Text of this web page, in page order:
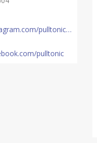
https://www.instagram.com/pulltonickiev/
pulltonic